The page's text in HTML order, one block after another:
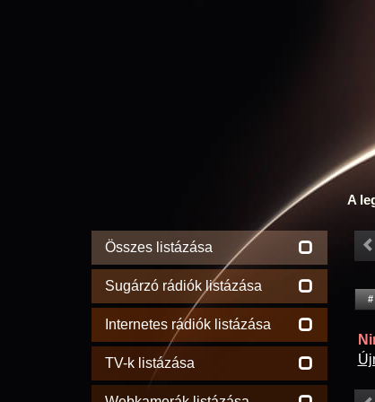
A
Összes listázása
Sugárzó rádiók listázása
Internetes rádiók listázása
TV-k listázása
#